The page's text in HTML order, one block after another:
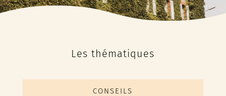
Les thématiques
CONSEILS